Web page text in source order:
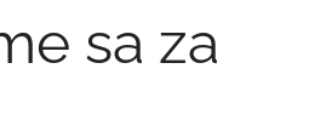
sa za